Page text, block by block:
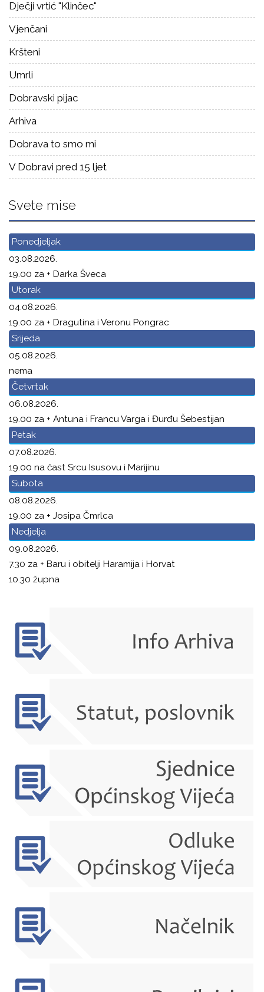
Dječji vrtić "Klinčec"
Vjenčani
Kršteni
Umrli
Dobravski pijac
Arhiva
Dobrava to smo mi
V Dobravi pred 15 ljet
Svete mise
Ponedjeljak
03.08.2026.
19.00 za + Darka Šveca
Utorak
04.08.2026.
19.00 za + Dragutina i Veronu Pongrac
Srijeda
05.08.2026.
nema
Četvrtak
06.08.2026.
19.00 za + Antuna i Francu Varga i Đurđu Šebestijan
Petak
07.08.2026.
19.00 na čast Srcu Isusovu i Marijinu
Subota
08.08.2026.
19.00 za + Josipa Čmrlca
Nedjelja
09.08.2026.
7.30 za + Baru i obitelji Haramija i Horvat
10.30 župna